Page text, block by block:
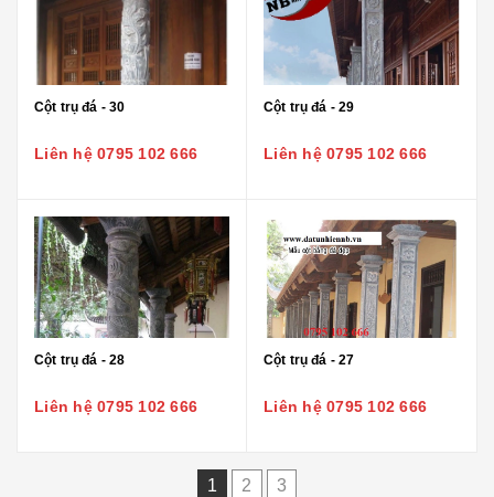
Cột trụ đá - 30
Liên hệ 0795 102 666
Cột trụ đá - 29
Liên hệ 0795 102 666
Cột trụ đá - 28
Liên hệ 0795 102 666
Cột trụ đá - 27
Liên hệ 0795 102 666
1 2 3